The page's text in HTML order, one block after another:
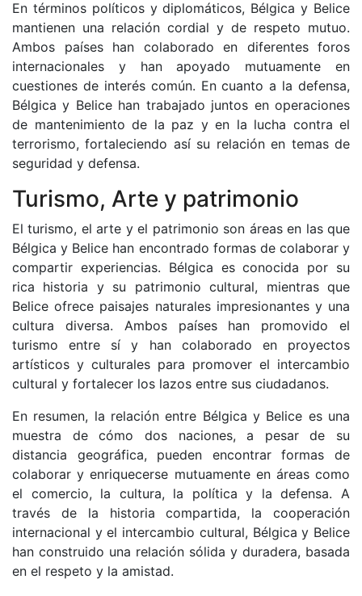
En términos políticos y diplomáticos, Bélgica y Belice
mantienen una relación cordial y de respeto mutuo.
Ambos países han colaborado en diferentes foros
internacionales y han apoyado mutuamente en
cuestiones de interés común. En cuanto a la defensa,
Bélgica y Belice han trabajado juntos en operaciones
de mantenimiento de la paz y en la lucha contra el
terrorismo, fortaleciendo así su relación en temas de
seguridad y defensa.
Turismo, Arte y patrimonio
El turismo, el arte y el patrimonio son áreas en las que
Bélgica y Belice han encontrado formas de colaborar y
compartir experiencias. Bélgica es conocida por su
rica historia y su patrimonio cultural, mientras que
Belice ofrece paisajes naturales impresionantes y una
cultura diversa. Ambos países han promovido el
turismo entre sí y han colaborado en proyectos
artísticos y culturales para promover el intercambio
cultural y fortalecer los lazos entre sus ciudadanos.
En resumen, la relación entre Bélgica y Belice es una
muestra de cómo dos naciones, a pesar de su
distancia geográfica, pueden encontrar formas de
colaborar y enriquecerse mutuamente en áreas como
el comercio, la cultura, la política y la defensa. A
través de la historia compartida, la cooperación
internacional y el intercambio cultural, Bélgica y Belice
han construido una relación sólida y duradera, basada
en el respeto y la amistad.